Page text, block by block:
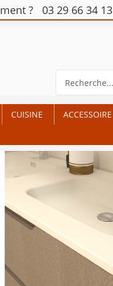
? 03 29 66 34 13
CUISINE ACCESSOIRE